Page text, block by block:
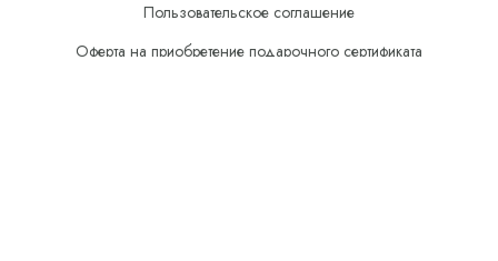
Пользовательское соглашение
Оферта на приобретение подарочного сертификата